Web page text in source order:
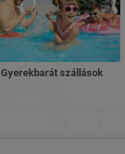
Gyerekbarát szállások